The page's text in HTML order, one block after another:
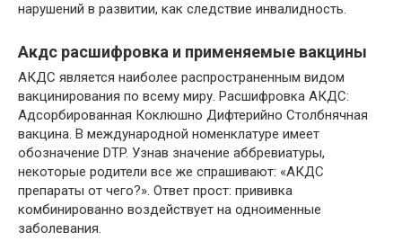
нарушений в развитии, как следствие инвалидность.
Акдс расшифровка и применяемые вакцины
АКДС является наиболее распространенным видом
вакцинирования по всему миру. Расшифровка АКДС:
Адсорбированная Коклюшно Дифтерийно Столбнячная
вакцина. В международной номенклатуре имеет
обозначение DTP. Узнав значение аббревиатуры,
некоторые родители все же спрашивают: «АКДС
препараты от чего?». Ответ прост: прививка
комбинированно воздействует на одноименные
заболевания.